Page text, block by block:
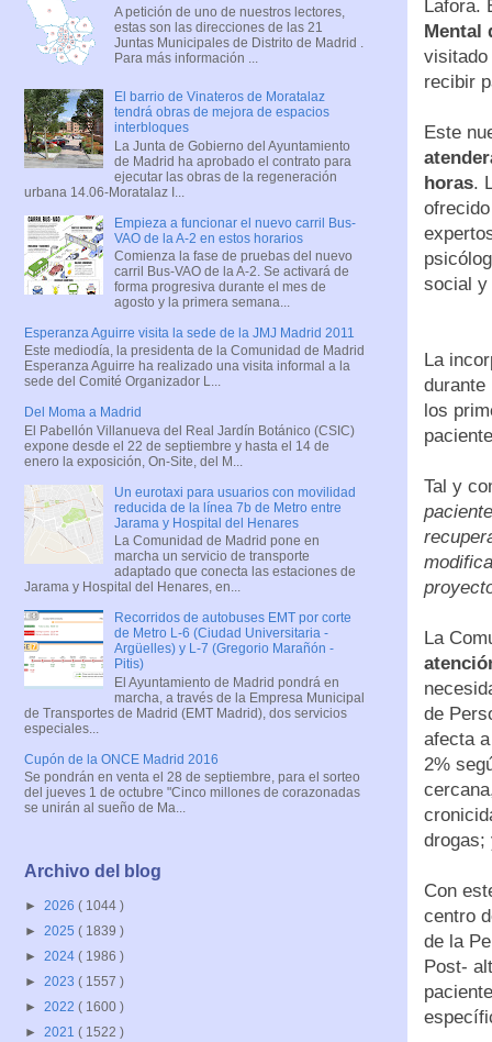
Lafora.
Mental
visitado
recibir
Este
horas.
social y
La
durante
los
Tal y
La
de
afecta
2%
drogas;
Con
centro
de la
Post-
A petición de uno de nuestros lectores,
estas son las direcciones de las 21
Juntas Municipales de Distrito de Madrid .
Para más información ...
El barrio de Vinateros de Moratalaz
tendrá obras de mejora de espacios
interbloques
La Junta de Gobierno del Ayuntamiento
de Madrid ha aprobado el contrato para
ejecutar las obras de la regeneración
urbana 14.06-Moratalaz I...
Empieza a funcionar el nuevo carril Bus-
VAO de la A-2 en estos horarios
Comienza la fase de pruebas del nuevo
carril Bus-VAO de la A-2. Se activará de
forma progresiva durante el mes de
agosto y la primera semana...
Esperanza Aguirre visita la sede de la JMJ Madrid 2011
Este mediodía, la presidenta de la Comunidad de Madrid
Esperanza Aguirre ha realizado una visita informal a la
sede del Comité Organizador L...
Del Moma a Madrid
El Pabellón Villanueva del Real Jardín Botánico (CSIC)
expone desde el 22 de septiembre y hasta el 14 de
enero la exposición, On-Site, del M...
Un eurotaxi para usuarios con movilidad
reducida de la línea 7b de Metro entre
Jarama y Hospital del Henares
La Comunidad de Madrid pone en
marcha un servicio de transporte
adaptado que conecta las estaciones de
Jarama y Hospital del Henares, en...
Recorridos de autobuses EMT por corte
de Metro L-6 (Ciudad Universitaria -
Argüelles) y L-7 (Gregorio Marañón -
Pitis)
El Ayuntamiento de Madrid pondrá en
marcha, a través de la Empresa Municipal
de Transportes de Madrid (EMT Madrid), dos servicios
especiales...
Cupón de la ONCE Madrid 2016
Se pondrán en venta el 28 de septiembre, para el sorteo
del jueves 1 de octubre "Cinco millones de corazonadas
se unirán al sueño de Ma...
Archivo del blog
► 2026 ( 1044 )
► 2025 ( 1839 )
► 2024 ( 1986 )
► 2023 ( 1557 )
► 2022 ( 1600 )
► 2021 ( 1522 )